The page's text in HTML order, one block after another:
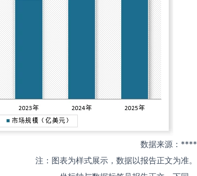
数据来源：****
注：图表为样式展示，数据以报告正文为准。